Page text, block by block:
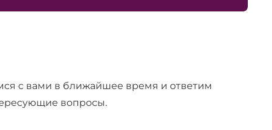
с вами в ближайшее время и ответим
вопросы.